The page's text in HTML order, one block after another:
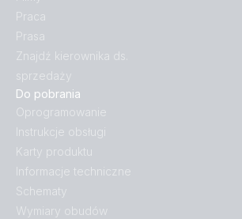
Do pobrania
Oprogramowanie
Instrukcje obsługi
Karty produktu
Informacje techniczne
Schematy
Wymiary obudów
Praca
Prasa
Znajdź kierownika ds.
sprzedaży